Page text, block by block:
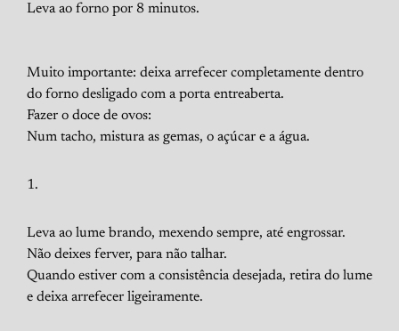
Leva ao forno por 8 minutos.
Muito importante: deixa arrefecer completamente dentro
do forno desligado com a porta entreaberta.
Fazer o doce de ovos:
Num tacho, mistura as gemas, o açúcar e a água.
Leva ao lume brando, mexendo sempre, até engrossar.
Não deixes ferver, para não talhar.
Quando estiver com a consistência desejada, retira do lume
e deixa arrefecer ligeiramente.